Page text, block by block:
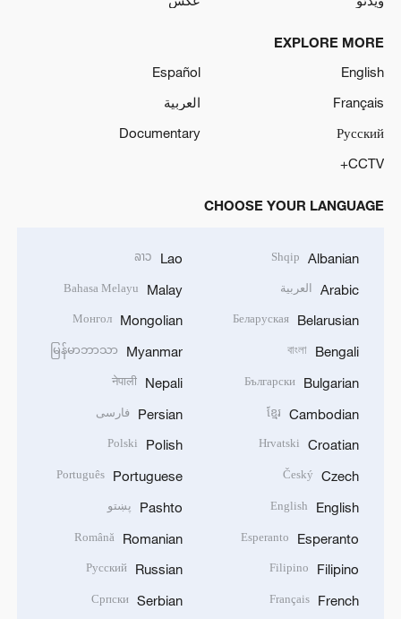
EXPLORE MORE
English
Español
Français
العربية
Русский
Documentary
CCTV+
CHOOSE YOUR LANGUAGE
Albanian
Shqip
Arabic العربية
Belarusian
Беларуская
Bengali
বাংলা
Bulgarian
Български
Cambodian
ខ្មែរ
Croatian
Hrvatski
Czech
Český
English
English
Esperanto
Esperanto
Filipino
Filipino
French
Français
Lao
ລາວ
Malay
Bahasa Melayu
Mongolian
Монгол
Myanmar
မြန်မာဘာသာ
Nepali
नेपाली
Persian فارسی
Polish
Polski
Portuguese
Português
Pashto پښتو
Romanian
Română
Russian
Русский
Serbian
Српски